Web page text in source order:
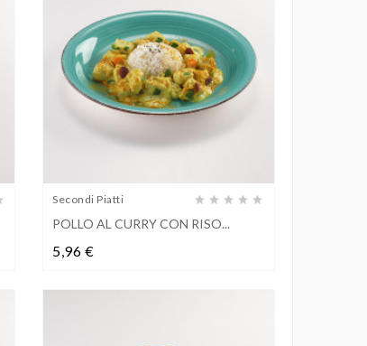
Secondi Piatti
POLLO AL CURRY CON RISO...
5,96 €Prezzo